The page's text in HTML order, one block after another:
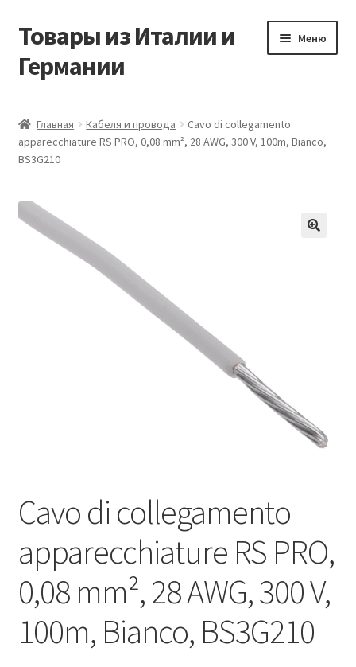
Перейти
навигации
Перейти
содержимому
Товары из Италии и
Германии
Меню
Виды доставки
Контакты
Сотрудничество
Главная Кабеля и провода
Cavo di collegamento
apparecchiature RS PRO, 0,08 mm², 28 AWG, 300 V, 100m, Bianco,
BS3G210
Cavo di collegamento
apparecchiature RS PRO,
0,08 mm², 28 AWG, 300 V,
100m, Bianco, BS3G210